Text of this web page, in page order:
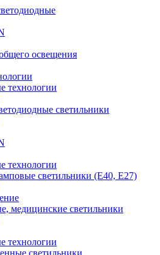
освещения
технологии
светильники
технологии
светильники (Е40, Е27)
медицинские светильники
технологии
светильники